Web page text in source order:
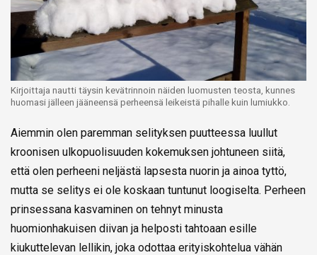
Kirjoittaja nautti täysin kevätrinnoin näiden luomusten teosta, kunnes
huomasi jälleen jääneensä perheensä leikeistä pihalle kuin lumiukko.
Aiemmin olen paremman selityksen puutteessa luullut
kroonisen ulkopuolisuuden kokemuksen johtuneen siitä,
että olen perheeni neljästä lapsesta nuorin ja ainoa tyttö,
mutta se selitys ei ole koskaan tuntunut loogiselta. Perheen
prinsessana kasvaminen on tehnyt minusta
huomionhakuisen diivan ja helposti tahtoaan esille
kiukuttelevan lellikin, joka odottaa erityiskohtelua vähän